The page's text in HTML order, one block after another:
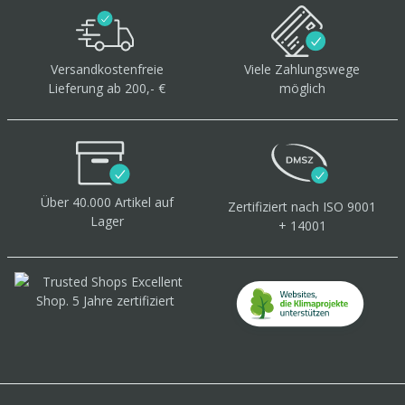
Versandkostenfreie
Lieferung ab 200,- €
Viele Zahlungswege
möglich
Über 40.000 Artikel auf
Lager
Zertifiziert nach ISO 9001
+ 14001